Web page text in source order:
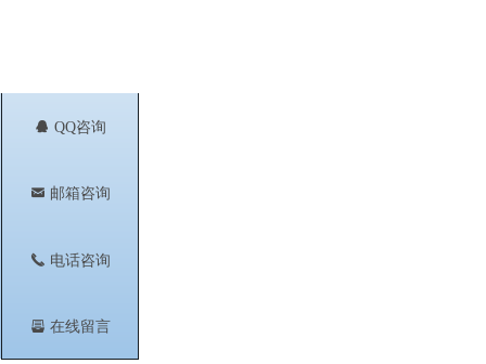
뀩 QQ咨询
낂 邮箱咨询
끅 电话咨询
뀣 在线留言